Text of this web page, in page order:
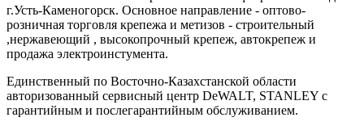
г.Усть-Каменогорск. Основное направление - оптово-
розничная торговля крепежа и метизов - строительный
,нержавеющий , высокопрочный крепеж, автокрепеж и
продажа электроинстумента.
Единственный по Восточно-Казахстанской области
авторизованный сервисный центр DeWALT, STANLEY с
гарантийным и послегарантийным обслуживанием.